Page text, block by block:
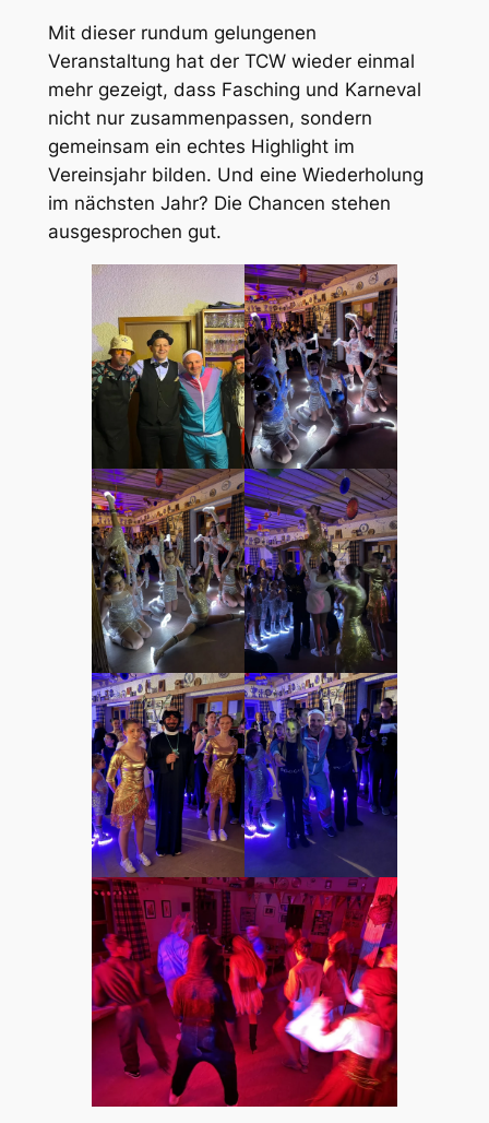
Mit dieser rundum gelungenen
Veranstaltung hat der TCW wieder einmal
mehr gezeigt, dass Fasching und Karneval
nicht nur zusammenpassen, sondern
gemeinsam ein echtes Highlight im
Vereinsjahr bilden. Und eine Wiederholung
im nächsten Jahr? Die Chancen stehen
ausgesprochen gut.